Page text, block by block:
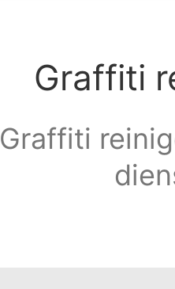
Graffiti
Graffiti